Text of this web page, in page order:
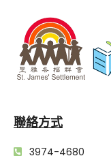
聯絡方式
3974-4680